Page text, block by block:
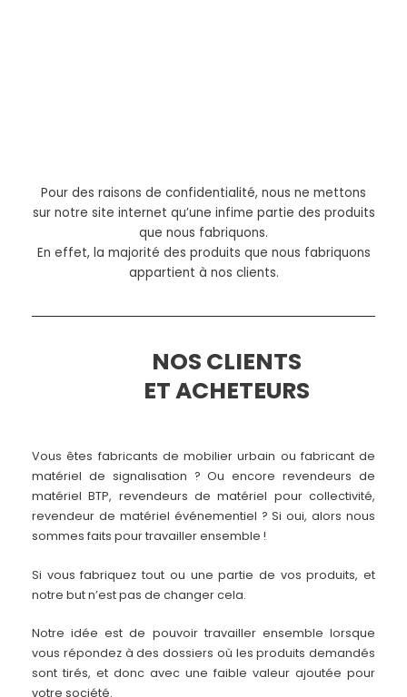
Pour des raisons de confidentialité, nous ne mettons
sur notre site internet qu’une infime partie des produits
que nous fabriquons.
En effet, la majorité des produits que nous fabriquons
appartient à nos clients.
NOS CLIENTS
ET ACHETEURS
Vous êtes fabricants de mobilier urbain ou fabricant de
matériel de signalisation ? Ou encore revendeurs de
matériel BTP, revendeurs de matériel pour collectivité,
revendeur de matériel événementiel ? Si oui, alors nous
sommes faits pour travailler ensemble !
Si vous fabriquez tout ou une partie de vos produits, et
notre but n’est pas de changer cela.
Notre idée est de pouvoir travailler ensemble lorsque
vous répondez à des dossiers où les produits demandés
sont tirés, et donc avec une faible valeur ajoutée pour
votre société.